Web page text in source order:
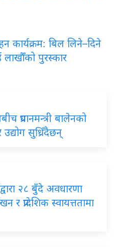
कार्यक्रम: बिल लिने–दिने
लाखौँको पुरस्कार
प्रधानमन्त्री बालेनको
सुध्रिँदैछन्
२८ बुँदे अवधारणा
र प्रादेशिक स्वायत्ततामा